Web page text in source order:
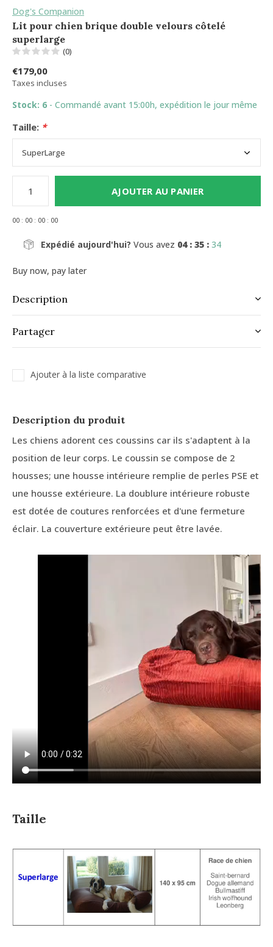
Dog's Companion
Lit pour chien brique double velours côtelé
superlarge
(0)
€179,00
Taxes incluses
Stock: 6 - Commandé avant 15:00h, expédition le jour même
Taille: *
AJOUTER AU PANIER
00 : 00 : 00 : 00
Expédié aujourd'hui? Vous avez 04 : 35 : 33
Buy now, pay later
Description
Partager
Ajouter à la liste comparative
Description du produit
Les chiens adorent ces coussins car ils s'adaptent à la
position de leur corps. Le coussin se compose de 2
housses; une housse intérieure remplie de perles PSE et
une housse extérieure. La doublure intérieure robuste
est dotée de coutures renforcées et d'une fermeture
éclair. La couverture extérieure peut être lavée.
Taille